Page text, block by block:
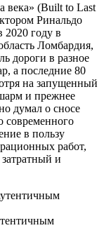
века» (Built to Last
Ринальдо
2020 году в
Ломбардия,
дороги в разное
а последние 80
на запущенный
и прежнее
думал о сносе
современного
в пользу
работ,
и